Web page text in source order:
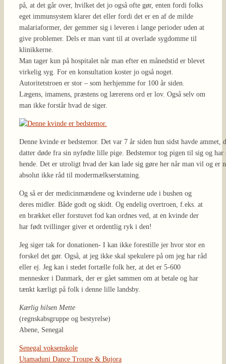
på, at det går over, hvilket det jo også ofte gør, enten fordi folks
eget immunsystem klarer det eller fordi det er en af de milde
malariaformer, der gemmer sig i leveren i lange perioder uden at
give problemer. Dels er man vant til at overlade sygdomme til
klinikkerne.
Man tager kun på hospitalet når man efter en månedstid er blevet
virkelig syg. For en konsultation koster jo også noget.
Autoritetstroen er stor – som herhjemme for 100 år siden.
Lægens, imamens, præstens og lærerens ord er lov. Også selv om
man ikke forstår hvad de siger.
Denne kvinde er bedstemor. Det var 7 år siden hun sidst havde ammet,
datter døde fra sin nyfødte lille pige. Bedstemor tog pigen til sig og har
hende. Det er utroligt hvad der kan lade sig gøre her når man vil og er
absolut ikke råd til modermælkserstatning.
Og så er der medicinmændene og kvinderne ude i bushen og
deres midler. Både godt og skidt. Og endelig overtroen, f.eks. at
en brækket eller forstuvet fod kan ordnes ved, at en kvinde der
har født tvillinger giver et ordentlig ryk i den!
Jeg siger tak for donationen- I kan ikke forestille jer hvor stor en
forskel det gør. Også, at jeg ikke skal spekulere på om jeg har råd
eller ej. Jeg kan i stedet fortælle folk her, at det er 5-600
mennesker i Danmark, der er gået sammen om at betale og har
tænkt kærligt på folk i denne lille landsby.
Kærlig hilsen Mette
(regnskabsgruppe og bestyrelse)
Abene, Senegal
Senegal voksenskole
Utamaduni Dance Troupe & Bujora